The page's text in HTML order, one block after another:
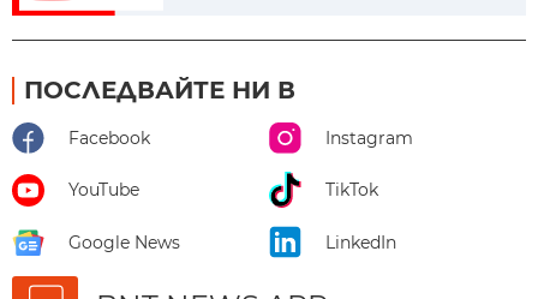
ПОСЛЕДВАЙТЕ НИ В
Facebook Instagram
YouTube TikTok
Google News LinkedIn